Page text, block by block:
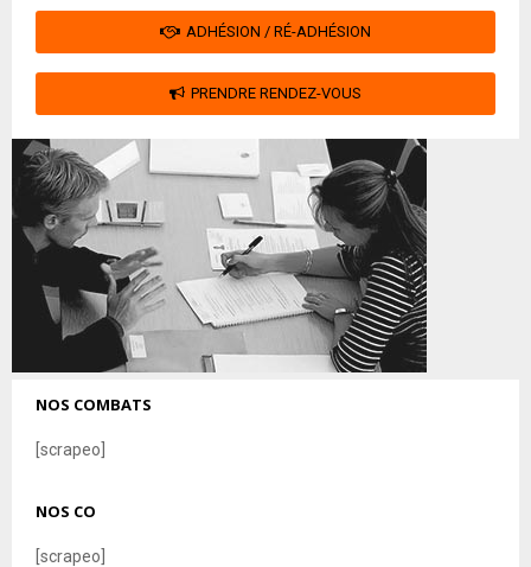
ADHÉSION / RÉ-ADHÉSION
PRENDRE RENDEZ-VOUS
NOS COMBATS
[scrapeo]
NOS CO
[scrapeo]